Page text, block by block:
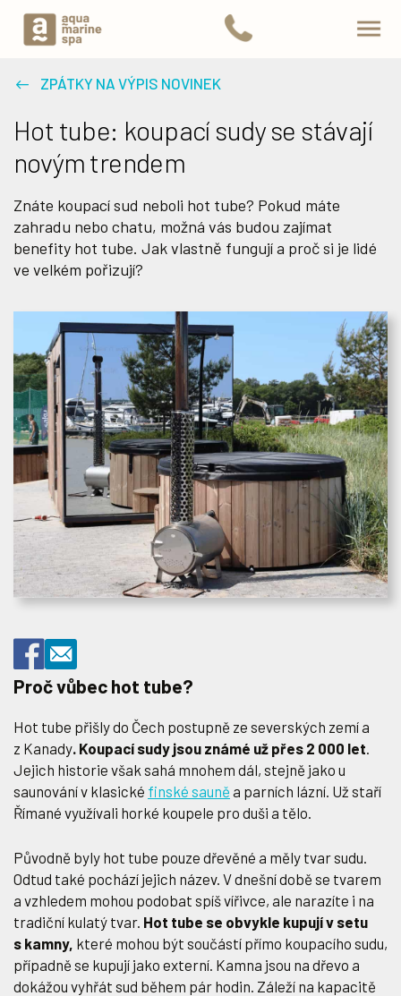
ZPÁTKY NA VÝPIS NOVINEK
Hot tube: koupací sudy se stávají
novým trendem
Znáte koupací sud neboli hot tube? Pokud máte
zahradu nebo chatu, možná vás budou zajímat
benefity hot tube. Jak vlastně fungují a proč si je lidé
ve velkém pořizují?
Proč vůbec hot tube?
Hot tube přišly do Čech postupně ze severských zemí a
z Kanady. Koupací sudy jsou známé už přes 2 000 let.
Jejich historie však sahá mnohem dál, stejně jako u
saunování v klasické finské sauně a parních lázní. Už staří
Římané využívali horké koupele pro duši a tělo.
Původně byly hot tube pouze dřevěné a měly tvar sudu.
Odtud také pochází jejich název. V dnešní době se tvarem
a vzhledem mohou podobat spíš vířivce, ale narazíte i na
tradiční kulatý tvar. Hot tube se obvykle kupují v setu
s kamny, které mohou být součástí přímo koupacího sudu,
případně se kupují jako externí. Kamna jsou na dřevo a
dokážou vyhřát sud během pár hodin. Záleží na kapacitě